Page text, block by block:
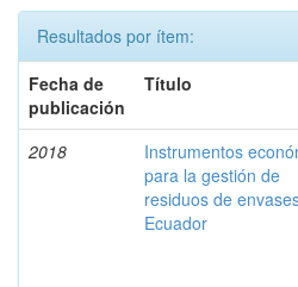
Resultados por ítem:
Fecha de
publicación
Título
2018
Instrumentos
para la gestión de
residuos de
Ecuador